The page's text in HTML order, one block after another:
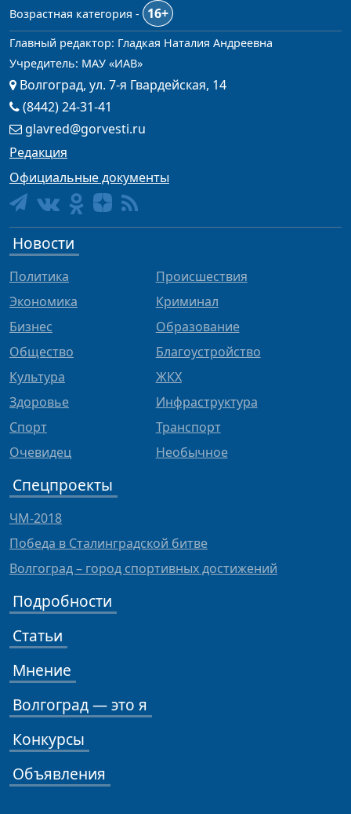
Возрастная категория -
16+
Главный редактор: Гладкая Наталия Андреевна
Учредитель: МАУ «ИАВ»
Волгоград, ул. 7-я Гвардейская, 14
(8442) 24-31-41
glavred@gorvesti.ru
Редакция
Официальные документы
Новости
Политика
Экономика
Бизнес
Общество
Культура
Здоровье
Спорт
Очевидец
Происшествия
Криминал
Образование
Благоустройство
ЖКХ
Инфраструктура
Транспорт
Необычное
Спецпроекты
ЧМ-2018
Победа в Сталинградской битве
Волгоград – город спортивных достижений
Подробности
Статьи
Мнение
Волгоград — это я
Конкурсы
Объявления